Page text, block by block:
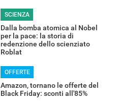
SCIENZA
Dalla bomba atomica al Nobel
per la pace: la storia di
redenzione dello scienziato
Roblat
OFFERTE
Amazon, tornano le offerte del
Black Friday: sconti all'85%